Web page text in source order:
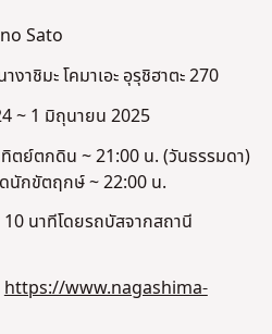
Sato
งาชิมะ โคมาเอะ อุรุชิฮาตะ 270
~ 1 มิถุนายน 2025
ทิตย์ตกดิน ~ 21:00 น. (วันธรรมดา)
นักขัตฤกษ์ ~ 22:00 น.
นาทีโดยรถบัสจากสถานี
https://www.nagashima-